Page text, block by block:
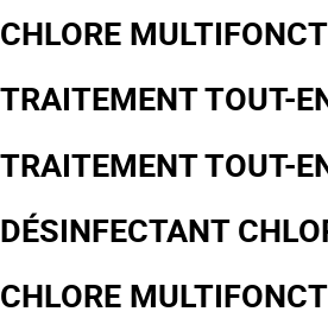
CHLORE
TRAITEMENT TOUT-
TRAITEMENT TOUT-
DÉSINFECTANT
CHLORE